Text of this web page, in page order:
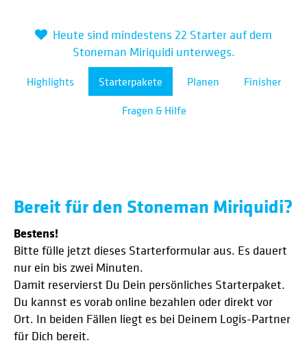
Heute sind mindestens 22 Starter auf dem
Stoneman Miriquidi unterwegs.
Highlights Starterpakete Planen
Finisher
Fragen & Hilfe
Bereit für den Stoneman Miriquidi?
Bestens!
Bitte fülle jetzt dieses Starterformular aus. Es dauert
nur ein bis zwei Minuten.
Damit reservierst Du Dein persönliches Starterpaket.
Du kannst es vorab online bezahlen oder direkt vor
Ort. In beiden Fällen liegt es bei Deinem Logis-Partner
für Dich bereit.